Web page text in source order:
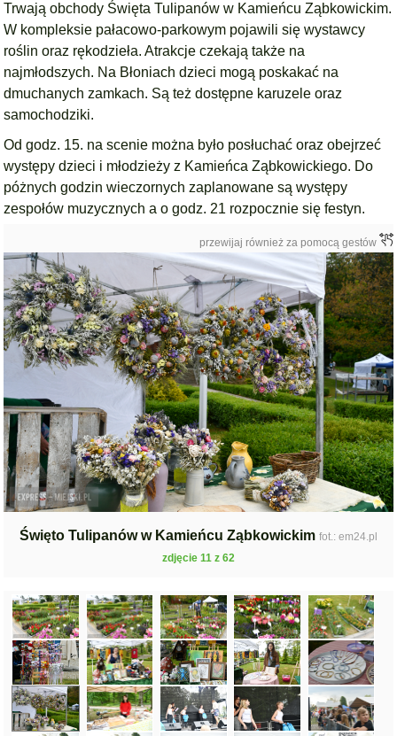
Trwają obchody Święta Tulipanów w Kamieńcu Ząbkowickim.
W kompleksie pałacowo-parkowym pojawili się wystawcy
roślin oraz rękodzieła. Atrakcje czekają także na
najmłodszych. Na Błoniach dzieci mogą poskakać na
dmuchanych zamkach. Są też dostępne karuzele oraz
samochodziki.
Od godz. 15. na scenie można było posłuchać oraz obejrzeć
występy dzieci i młodzieży z Kamieńca Ząbkowickiego. Do
póżnych godzin wieczornych zaplanowane są występy
zespołów muzycznych a o godz. 21 rozpocznie się festyn.
przewijaj również za pomocą gestów
Święto Tulipanów w Kamieńcu Ząbkowickim fot.: em24.pl
zdjęcie 11 z 62